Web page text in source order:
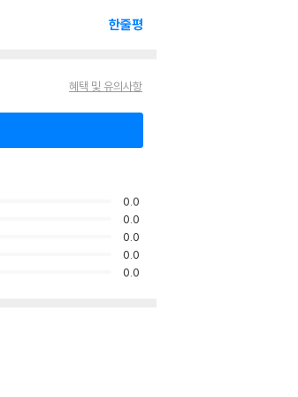
한줄평
혜택 및 유의사항
0.0
0.0
0.0
0.0
0.0